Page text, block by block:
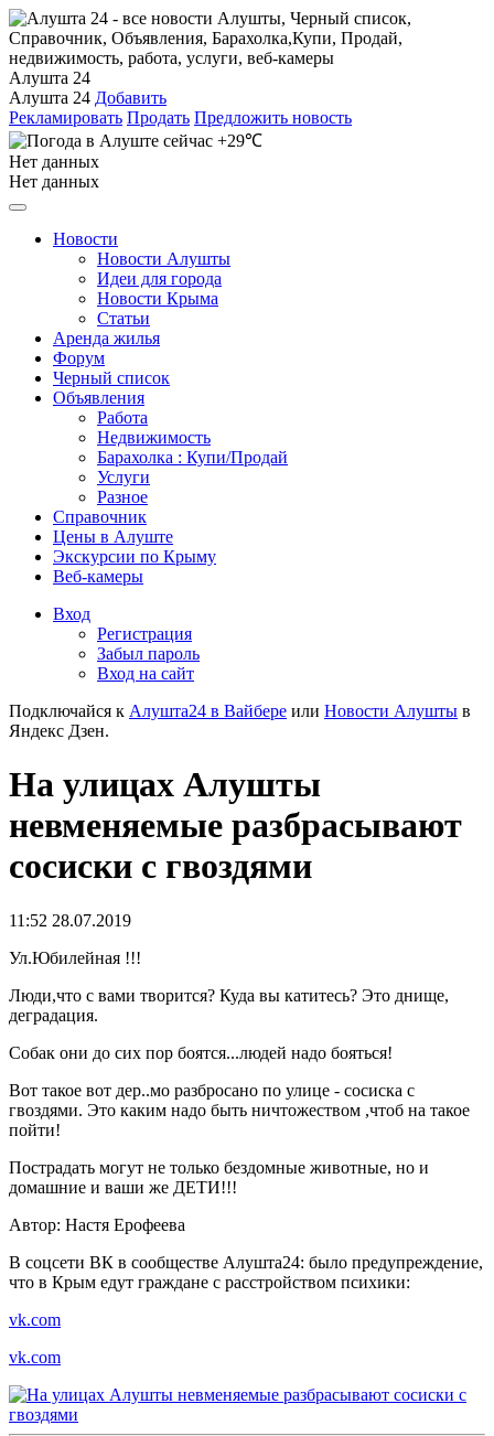
Алушта 24
Алушта 24 Добавить
Рекламировать Продать Предложить новость
+29℃
Нет данных
Нет данных
Новости
Новости Алушты
Идеи для города
Новости Крыма
Статьи
Аренда жилья
Форум
Черный список
Объявления
Работа
Недвижимость
Барахолка : Купи/Продай
Услуги
Разное
Справочник
Цены в Алуште
Экскурсии по Крыму
Веб-камеры
Вход
Регистрация
Забыл пароль
Вход на сайт
Подключайся к Алушта24 в Вайбере или Новости Алушты в
Яндекс Дзен.
На улицах Алушты
невменяемые разбрасывают
сосиски с гвоздями
11:52 28.07.2019
Ул.Юбилейная !!!
Люди,что с вами творится? Куда вы катитесь? Это днище,
деградация.
Собак они до сих пор боятся...людей надо бояться!
Вот такое вот дер..мо разбросано по улице - сосиска с
гвоздями. Это каким надо быть ничтожеством ,чтоб на такое
пойти!
Пострадать могут не только бездомные животные, но и
домашние и ваши же ДЕТИ!!!
Автор: Настя Ерофеева
В соцсети ВК в сообществе Алушта24: было предупреждение,
что в Крым едут граждане с расстройством психики:
vk.com
vk.com